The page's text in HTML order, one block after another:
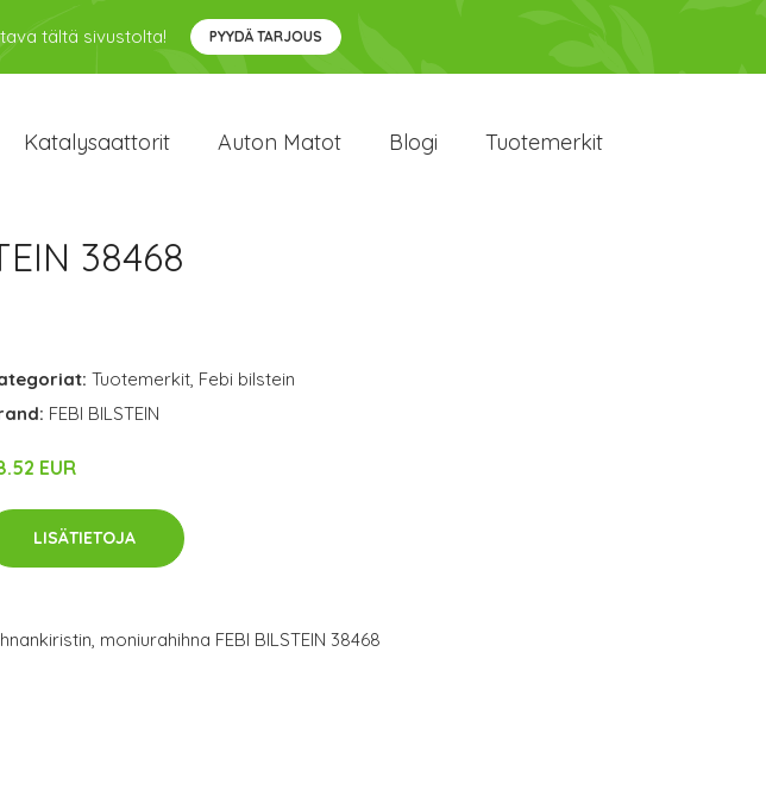
tältä sivustolta! PYYDÄ TARJOUS
Katalysaattorit Auton Matot Blogi Tuotemerkit
38468
Tuotemerkit, Febi bilstein
FEBI BILSTEIN
EUR
LISÄTIETOJA
moniurahihna FEBI BILSTEIN 38468